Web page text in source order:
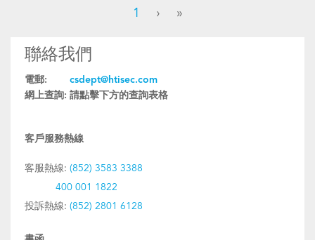
1 › »
聯絡我們
電郵:
csdept@htisec.com
網上查詢: 請點擊下方的查詢表格
客戶服務熱線
客服熱線: (852) 3583 3388
400 001 1822
投訴熱線: (852) 2801 6128